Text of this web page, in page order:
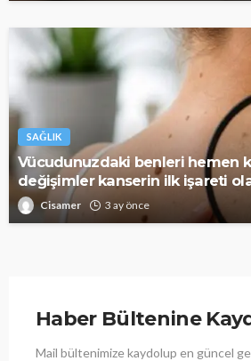
SAĞLIK
Vücudunuzdaki benleri hemen
değişimler kanserin ilk işareti
Cisamer 3 ay önce
Haber Bültenine
Mail bültenimize kaydolup en güncel